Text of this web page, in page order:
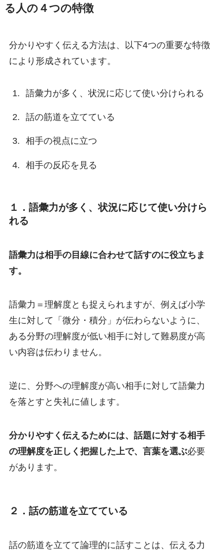
る人の４つの特徴
分かりやすく伝える方法は、以下4つの重要な特徴
により形成されています。
語彙力が多く、状況に応じて使い分けられる
話の筋道を立てている
相手の視点に立つ
相手の反応を見る
１．語彙力が多く、状況に応じて使い分けら
れる
語彙力は相手の目線に合わせて話すのに役立ちま
す。
語彙力＝理解度とも捉えられますが、例えば小学
生に対して「微分・積分」が伝わらないように、
ある分野の理解度が低い相手に対して難易度が高
い内容は伝わりません。
逆に、分野への理解度が高い相手に対して語彙力
を落とすと失礼に値します。
分かりやすく伝えるためには、話題に対する相手
の理解度を正しく把握した上で、言葉を選ぶ必要
があります。
２．話の筋道を立てている
話の筋道を立てて論理的に話すことは、伝える力